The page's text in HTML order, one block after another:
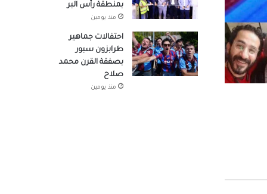
وقع
لطب
بمنطقة رأس البر
منذ يومين
احتفالات جماهير
طرابزون سبور
بصفقة القرن محمد
صلاح
منذ يومين